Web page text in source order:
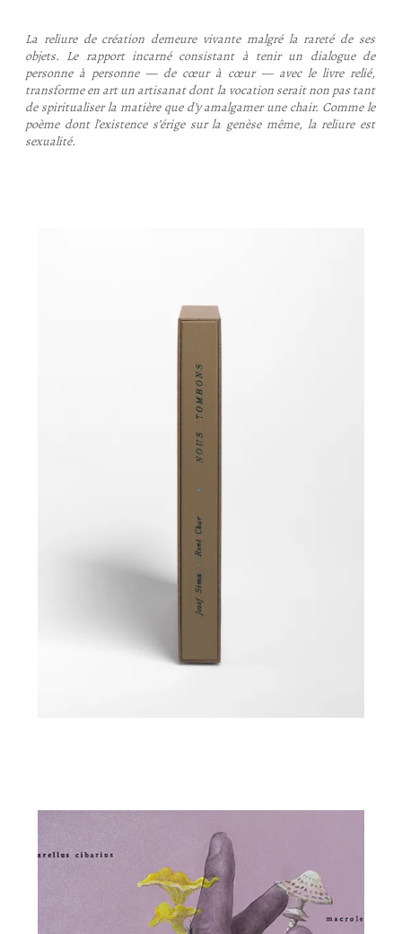
La reliure de création demeure vivante malgré la rareté de ses
objets. Le rapport incarné consistant à tenir un dialogue de
personne à personne — de cœur à cœur — avec le livre relié,
transforme en art un artisanat dont la vocation serait non pas tant
de spiritualiser la matière que d’y amalgamer une chair. Comme le
poème dont l’existence s’érige sur la genèse même, la reliure est
sexualité.